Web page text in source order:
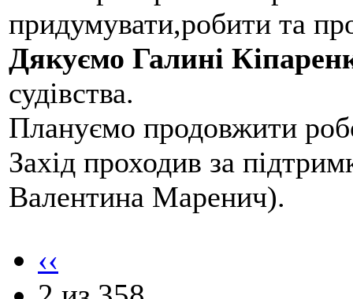
придумувати,робити та
Дякуємо Галині
судівства.
Плануємо продовжити
Захід проходив за
Валентина Маренич).
‹‹